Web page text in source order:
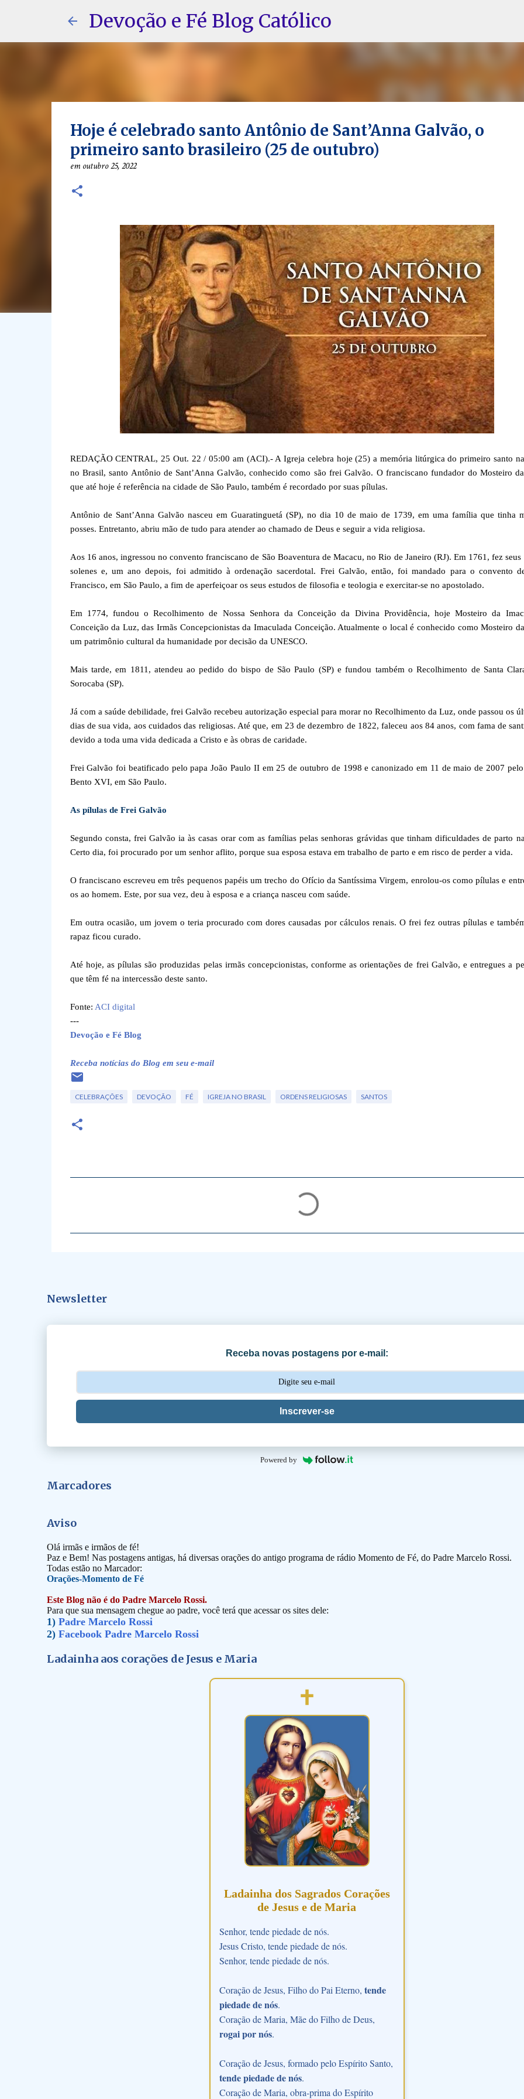
Pular para o conteúdo principal
Devoção e Fé Blog Católico
Hoje é celebrado santo Antônio de Sant’Anna Galvão, o
primeiro santo brasileiro (25 de outubro)
emoutubro 25, 2022
REDAÇÃO CENTRAL, 25 Out. 22 / 05:00 am (ACI).- A Igreja celebra hoje (25) a memória litúrgica do primeiro santo
no Brasil, santo Antônio de Sant’Anna Galvão, conhecido como são frei Galvão. O franciscano fundador do Mosteiro
que até hoje é referência na cidade de São Paulo, também é recordado por suas pílulas.
Antônio de Sant’Anna Galvão nasceu em Guaratinguetá (SP), no dia 10 de maio de 1739, em uma família que tinha
posses. Entretanto, abriu mão de tudo para atender ao chamado de Deus e seguir a vida religiosa.
Aos 16 anos, ingressou no convento franciscano de São Boaventura de Macacu, no Rio de Janeiro (RJ). Em 1761, fez seus
solenes e, um ano depois, foi admitido à ordenação sacerdotal. Frei Galvão, então, foi mandado para o convento
Francisco, em São Paulo, a fim de aperfeiçoar os seus estudos de filosofia e teologia e exercitar-se no apostolado.
Em 1774, fundou o Recolhimento de Nossa Senhora da Conceição da Divina Providência, hoje Mosteiro da
Conceição da Luz, das Irmãs Concepcionistas da Imaculada Conceição. Atualmente o local é conhecido como Mosteiro
um patrimônio cultural da humanidade por decisão da UNESCO.
Mais tarde, em 1811, atendeu ao pedido do bispo de São Paulo (SP) e fundou também o Recolhimento de Santa
Sorocaba (SP).
Já com a saúde debilidade, frei Galvão recebeu autorização especial para morar no Recolhimento da Luz, onde passou os
dias de sua vida, aos cuidados das religiosas. Até que, em 23 de dezembro de 1822, faleceu aos 84 anos, com fama de
devido a toda uma vida dedicada a Cristo e às obras de caridade.
Frei Galvão foi beatificado pelo papa João Paulo II em 25 de outubro de 1998 e canonizado em 11 de maio de 2007
Bento XVI, em São Paulo.
As pílulas de Frei Galvão
Segundo consta, frei Galvão ia às casas orar com as famílias pelas senhoras grávidas que tinham dificuldades de parto
Certo dia, foi procurado por um senhor aflito, porque sua esposa estava em trabalho de parto e em risco de perder a vida.
O franciscano escreveu em três pequenos papéis um trecho do Ofício da Santíssima Virgem, enrolou-os como pílulas e
os ao homem. Este, por sua vez, deu à esposa e a criança nasceu com saúde.
Em outra ocasião, um jovem o teria procurado com dores causadas por cálculos renais. O frei fez outras pílulas e
rapaz ficou curado.
Até hoje, as pílulas são produzidas pelas irmãs concepcionistas, conforme as orientações de frei Galvão, e entregues a
que têm fé na intercessão deste santo.
Fonte: ACI digital
---
Devoção e Fé Blog
Receba notícias do Blog em seu e-mail
CELEBRAÇÕES DEVOÇÃO FÉ IGREJA NO BRASIL ORDENS RELIGIOSAS SANTOS
á
i
Newsletter
Receba novas postagens por e-mail:
Inscrever-se
Powered by
Marcadores
Aviso
Olá irmãs e irmãos de fé!
Paz e Bem! Nas postagens antigas, há diversas orações do antigo programa de rádio Momento de Fé, do Padre Marcelo Rossi.
Todas estão no Marcador:
Orações-Momento de Fé
Este Blog não é do Padre Marcelo Rossi.
Para que sua mensagem chegue ao padre, você terá que acessar os sites dele:
1) Padre Marcelo Rossi
2) Facebook Padre Marcelo Rossi
Ladainha aos corações de Jesus e Maria
Ladainha dos Sagrados Corações
de Jesus e de Maria
Senhor, tende piedade de nós.
Jesus Cristo, tende piedade de nós.
Senhor, tende piedade de nós.
Coração de Jesus, Filho do Pai Eterno, tende
piedade de nós.
Coração de Maria, Mãe do Filho de Deus,
rogai por nós.
Coração de Jesus, formado pelo Espírito Santo,
tende piedade de nós.
Coração de Maria, obra-prima do Espírito